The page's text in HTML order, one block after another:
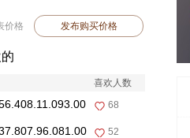
价格 发布购买价格
喜欢人数
68
52